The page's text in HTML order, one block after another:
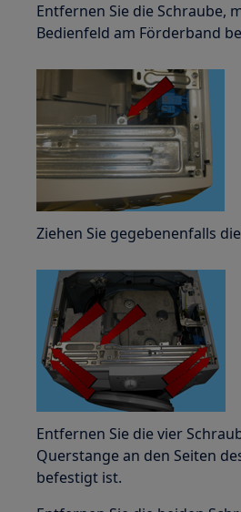
Entfernen Sie die Schraube,
Bedienfeld am Förderband
Ziehen Sie gegebenenfalls
Entfernen Sie die vier
Querstange an den Seiten
befestigt ist.